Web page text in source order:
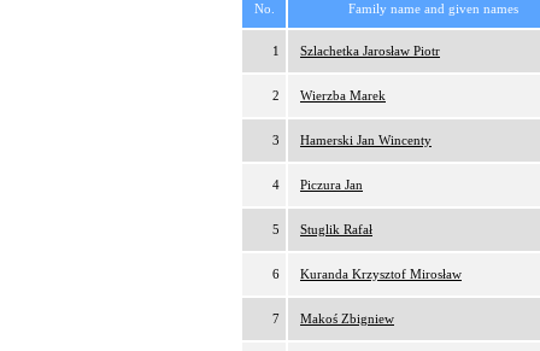
No. Family name and given names
1 Szlachetka Jarosław Piotr
2 Wierzba Marek
3 Hamerski Jan Wincenty
4 Piczura Jan
5 Stuglik Rafał
6 Kuranda Krzysztof Mirosław
7 Makoś Zbigniew